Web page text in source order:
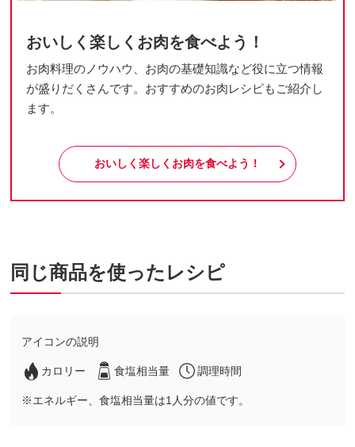
おいしく楽しくお肉を食べよう！
お肉料理のノウハウ、お肉の基礎知識など役に立つ情報
が盛りだくさんです。おすすめのお肉レシピもご紹介し
ます。
おいしく楽しくお肉を食べよう！
同じ商品を使ったレシピ
アイコンの説明
カロリー 食塩相当量 調理時間
※エネルギー、食塩相当量は1人分の値です。